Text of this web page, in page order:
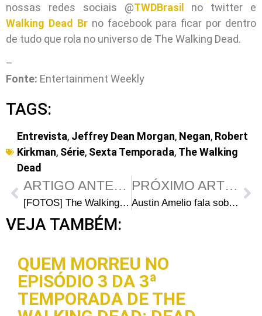
nossas redes sociais @TWDBrasil no twitter e
Walking Dead Brno facebook para ficar por dentro
de tudo que rola no universo de The Walking Dead.
–
Fonte: Entertainment Weekly
TAGS:
Entrevista, Jeffrey Dean Morgan, Negan, Robert
Kirkman, Série, Sexta Temporada, The Walking
Dead
ARTIGO ANTERIOR
[FOTOS] The Walking Dead 6ª Temporada: Promocionais e bastidores do episódio 14
PRÓXIMO ARTIGO
Austin Amelio fala sobre o retorno de Dwight no último episódio de The Walking Dead
VEJA TAMBÉM:
QUEM MORREU NO
EPISÓDIO 3 DA 3ª
TEMPORADA DE THE